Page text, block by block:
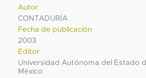
Autor
CONTADURÍA
Fecha de publicación
2003
Editor
Universidad Autónoma del Estado
México